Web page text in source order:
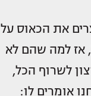
את הכאוס על
אז למה שהם לא
לשרוף הכל,
אומרים לו: